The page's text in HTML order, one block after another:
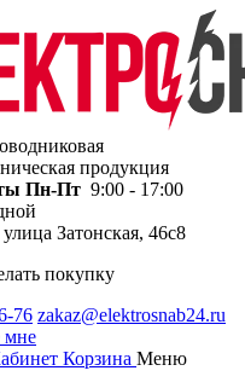
продукция
Пн-Пт 9:00 - 17:00
улица Затонская, 46с8
покупку
76 zakaz@elektrosnab24.ru
мне
Корзина Меню